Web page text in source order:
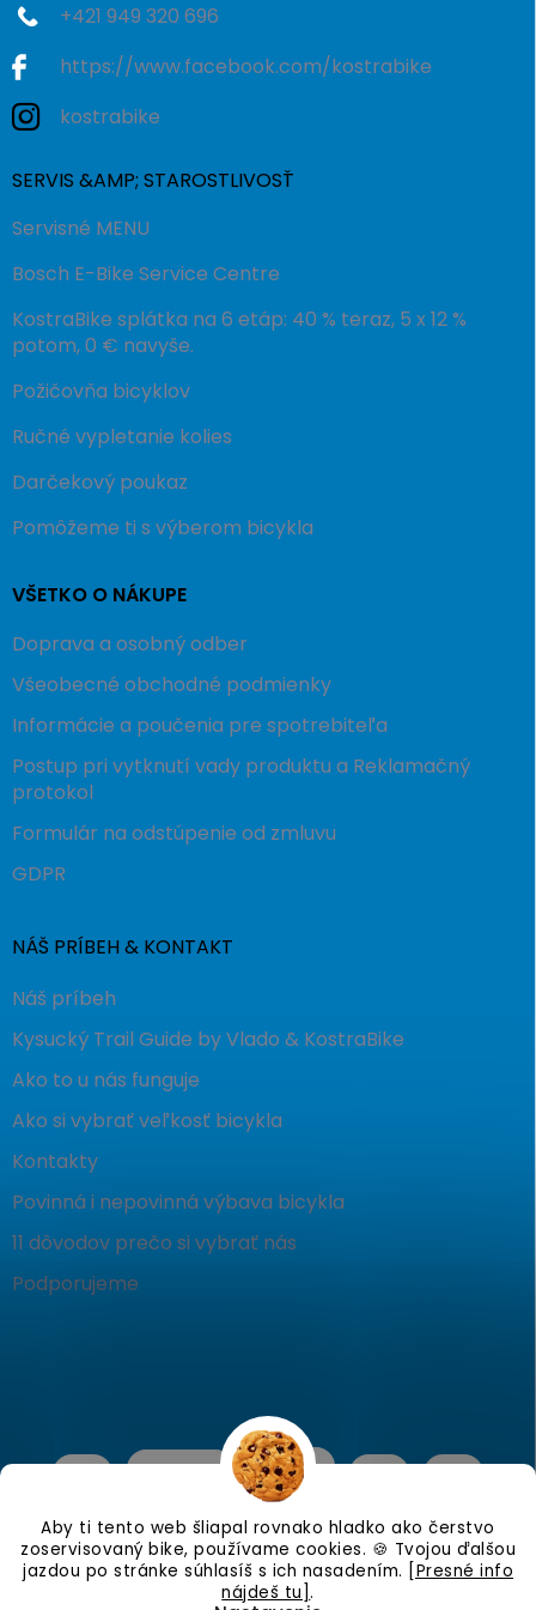
Aby ti tento web šliapal rovnako hladko ako čerstvo
zoservisovaný bike, používame cookies. 🍪 Tvojou ďalšou
jazdou po stránke súhlasíš s ich nasadením. [Presné info
nájdeš tu].
+421 949 320 696
https://www.facebook.com/kostrabike
kostrabike
SERVIS &AMP; STAROSTLIVOSŤ
Servisné MENU
Bosch E-Bike Service Centre
KostraBike splátka na 6 etáp: 40 % teraz, 5 x 12 %
potom, 0 € navyše.
Požičovňa bicyklov
Ručné vypletanie kolies
Darčekový poukaz
Pomôžeme ti s výberom bicykla
VŠETKO O NÁKUPE
Doprava a osobný odber
Všeobecné obchodné podmienky
Informácie a poučenia pre spotrebiteľa
Postup pri vytknutí vady produktu a Reklamačný
protokol
Formulár na odstúpenie od zmluvu
GDPR
NÁŠ PRÍBEH & KONTAKT
Náš príbeh
Kysucký Trail Guide by Vlado & KostraBike
Ako to u nás funguje
Ako si vybrať veľkosť bicykla
Kontakty
Povinná i nepovinná výbava bicykla
11 dôvodov prečo si vybrať nás
Podporujeme